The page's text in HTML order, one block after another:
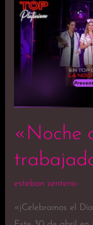
«Noche
esteban zenteno
«¡Celebramos el
«Noche
del
trabajador»